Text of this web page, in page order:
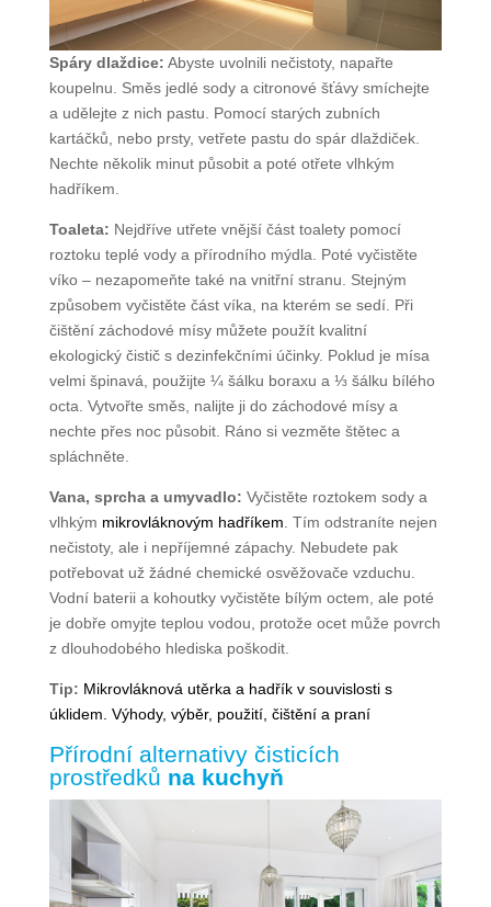
Spáry dlaždice: Abyste uvolnili nečistoty, napařte
koupelnu. Směs jedlé sody a citronové šťávy smíchejte
a udělejte z nich pastu. Pomocí starých zubních
kartáčků, nebo prsty, vetřete pastu do spár dlaždiček.
Nechte několik minut působit a poté otřete vlhkým
hadříkem.
Toaleta: Nejdříve utřete vnější část toalety pomocí
roztoku teplé vody a přírodního mýdla. Poté vyčistěte
víko – nezapomeňte také na vnitřní stranu. Stejným
způsobem vyčistěte část víka, na kterém se sedí. Při
čištění záchodové mísy můžete použít kvalitní
ekologický čistič s dezinfekčními účinky. Poklud je mísa
velmi špinavá, použijte ¼ šálku boraxu a ⅓ šálku bílého
octa. Vytvořte směs, nalijte ji do záchodové mísy a
nechte přes noc působit. Ráno si vezměte štětec a
spláchněte.
Vana, sprcha a umyvadlo: Vyčistěte roztokem sody a
vlhkým mikrovláknovým hadříkem . Tím odstraníte nejen
nečistoty, ale i nepříjemné zápachy. Nebudete pak
potřebovat už žádné chemické osvěžovače vzduchu.
Vodní baterii a kohoutky vyčistěte bílým octem, ale poté
je dobře omyjte teplou vodou, protože ocet může povrch
z dlouhodobého hlediska poškodit.
Tip: Mikrovláknová utěrka a hadřík v souvislosti s
úklidem. Výhody, výběr, použití, čištění a praní
Přírodní alternativy čisticích
prostředků na kuchyň